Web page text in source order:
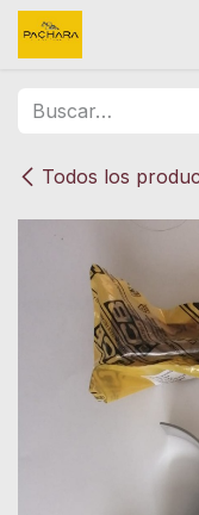
Ir al contenido
Todos los